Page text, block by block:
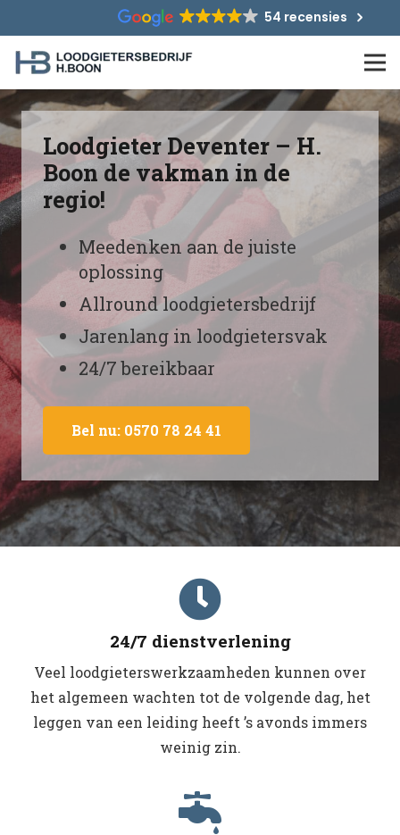
54 recensies
Loodgieter Deventer – H.
Boon de vakman in de
regio!
Meedenken aan de juiste
oplossing
Allround loodgietersbedrijf
Jarenlang in loodgietersvak
24/7 bereikbaar
Bel nu: 0570 78 24 41
24/7 dienstverlening
Veel loodgieterswerkzaamheden kunnen over
het algemeen wachten tot de volgende dag, het
leggen van een leiding heeft ’s avonds immers
weinig zin.